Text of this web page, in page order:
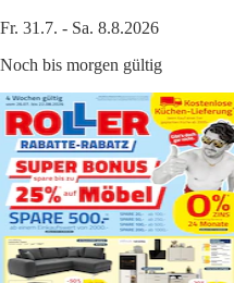
Fr. 31.7. - Sa. 8.8.2026
Noch bis morgen gültig